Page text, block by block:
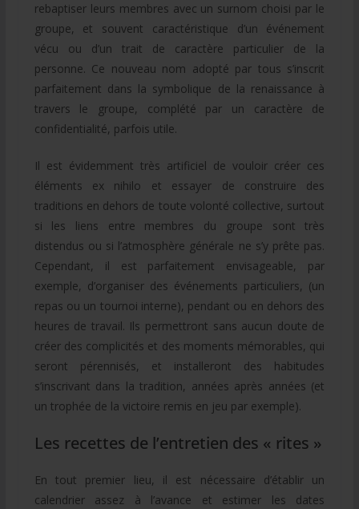
rebaptiser leurs membres avec un surnom choisi par le
groupe, et souvent caractéristique d’un événement
vécu ou d’un trait de caractère particulier de la
personne. Ce nouveau nom adopté par tous s’inscrit
parfaitement dans la symbolique de la renaissance à
travers le groupe, complété par un caractère de
confidentialité, parfois utile.
Il est évidemment très artificiel de vouloir créer ces
éléments ex nihilo et essayer de construire des
traditions en dehors de toute volonté collective, surtout
si les liens entre membres du groupe sont très
distendus ou si l’atmosphère générale ne s’y prête pas.
Cependant, il est parfaitement envisageable, par
exemple, d’organiser des événements particuliers, (un
repas ou un tournoi interne), pendant ou en dehors des
heures de travail. Ils permettront sans aucun doute de
créer des complicités et des moments mémorables, qui
seront pérennisés, et installeront des habitudes
s’inscrivant dans la tradition, années après années (et
un trophée de la victoire remis en jeu par exemple).
Les recettes de l’entretien des « rites »
En tout premier lieu, il est nécessaire d’établir un
calendrier assez à l’avance et estimer les dates